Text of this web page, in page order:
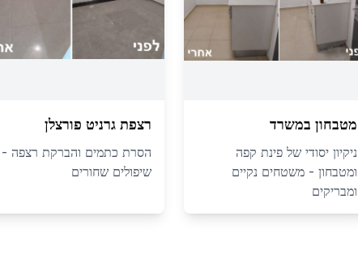
מטבחון במשרד
ניקיון יסודי של פינת קפה
ומטבחון - משטחים נקיים
ומבריקים
רצפת גרניט פורצלן
הסרת כתמים והברקת רצפה -
שיפולים שחורים